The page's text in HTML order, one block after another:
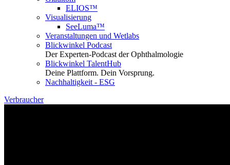
ELIOS™
Visualisierung
SeeLuma™
Veranstaltungen und Wetlabs
Blickwinkel Podcast
Der Experten-Podcast der Ophthalmologie
Blickwinkel TalentHub
Deine Plattform. Dein Vorsprung.
Nachhaltigkeit - ESG
Verbraucher